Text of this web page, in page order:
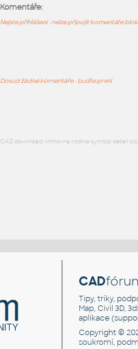
Komentáře:
Nejste přihlášeni - nelze připojit komentáře
Dosud žádné komentáře - buďte první
CAD download: knihovna rodina symbol detail
CAD
Tipy, triky,
Map, Civil 3D,
aplikace
Copyright ©
soukromí,